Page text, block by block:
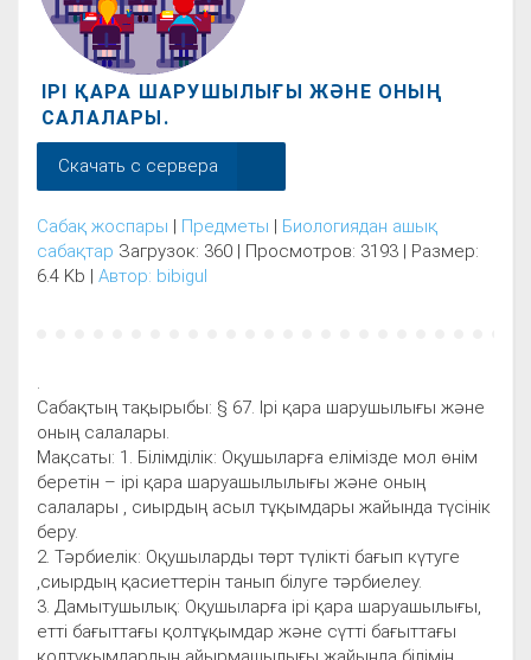
ІРІ ҚАРА ШАРУШЫЛЫҒЫ ЖӘНЕ ОНЫҢ
САЛАЛАРЫ.
Скачать с сервера
Сабақ жоспары | Предметы | Биологиядан ашық
сабақтар Загрузок: 360 | Просмотров: 3193 | Размер:
6.4 Kb | Автор: bibigul
Сабақтың тақырыбы: § 67. Ірі қара шарушылығы және
оның салалары.
Мақсаты: 1. Білімділік: Оқушыларға елімізде мол өнім
беретін – ірі қара шаруашылылығы және оның
салалары , сиырдың асыл тұқымдары жайында түсінік
беру.
2. Тәрбиелік: Оқушыларды төрт түлікті бағып күтуге
,сиырдың қасиеттерін танып білуге тәрбиелеу.
3. Дамытушылық: Оқушыларға ірі қара шаруашылығы,
етті бағыттағы қолтұқымдар және сүтті бағыттағы